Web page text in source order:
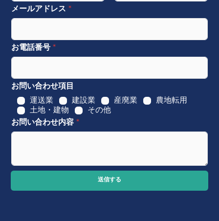
名
メールアドレス*
お電話番号*
お問い合わせ項目
運送業
建設業 産廃業
農地転用
土地・建物
その他
お問い合わせ内容*
送信する